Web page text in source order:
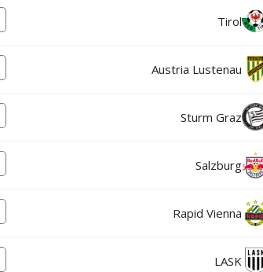
Tirol
Austria Lustenau
Sturm Graz
Salzburg
Rapid Vienna
LASK